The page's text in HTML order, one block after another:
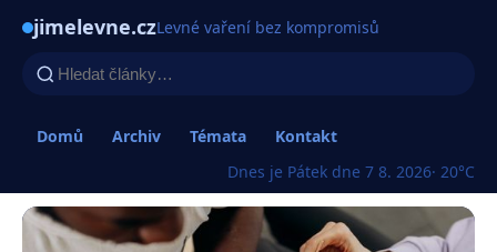
jimelevne.czLevné vaření bez kompromisů
Domů Archiv Témata
Kontakt
Dnes je Pátek dne 7 8. 2026· 20°C